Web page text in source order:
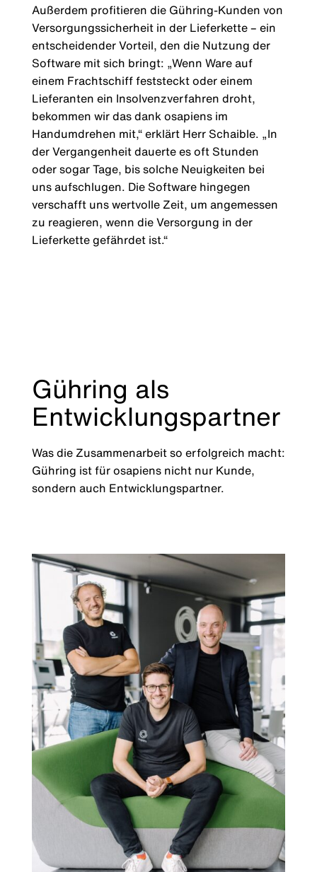
Außerdem profitieren die Gühring-Kunden von
Versorgungssicherheit in der Lieferkette – ein
entscheidender Vorteil, den die Nutzung der
Software mit sich bringt: „Wenn Ware auf
einem Frachtschiff feststeckt oder einem
Lieferanten ein Insolvenzverfahren droht,
bekommen wir das dank osapiens im
Handumdrehen mit,“ erklärt Herr Schaible. „In
der Vergangenheit dauerte es oft Stunden
oder sogar Tage, bis solche Neuigkeiten bei
uns aufschlugen. Die Software hingegen
verschafft uns wertvolle Zeit, um angemessen
zu reagieren, wenn die Versorgung in der
Lieferkette gefährdet ist.“
Gühring als
Entwicklungspartner
Was die Zusammenarbeit so erfolgreich macht:
Gühring ist für osapiens nicht nur Kunde,
sondern auch Entwicklungspartner.